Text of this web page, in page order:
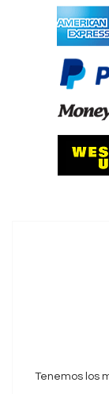
Tenemos los